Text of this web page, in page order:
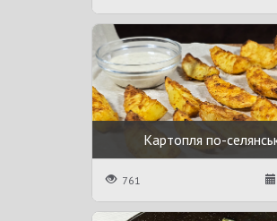
Картопля по-
761